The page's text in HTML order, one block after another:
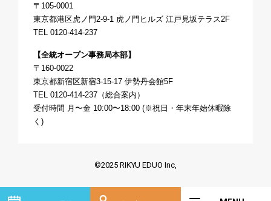
〒105-0001
東京都港区虎ノ門2-9-1 虎ノ門ヒルズ 江戸見坂テラス2F
TEL 0120-414-237
【全統オープン事務局本部】
〒160-0022
東京都新宿区新宿3-15-17 伊勢丹会館5F
TEL 0120-414-237（総合案内）
受付時間 月〜金 10:00〜18:00 (※祝日・年末年始休暇除
く)
©2025 RIKYU EDUO Inc,